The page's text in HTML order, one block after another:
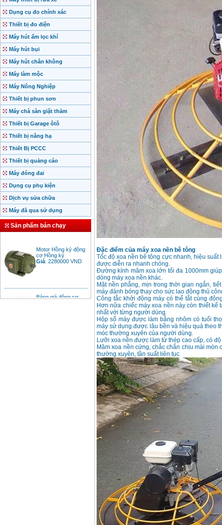
Dụng cụ đo chính xác
Thiết bị đo điện
Máy hút ẩm lọc khí
Máy hút bụi
Máy hút chân không
Máy làm mộc
Máy Nông Nghiệp
Thiết bị phun sơn
Máy chà sàn giặt thảm
Thiết bị Garage ôtô
Thiết bị nâng hạ
Thiết Bị PCCC
Thiết bị quảng cáo
Máy đóng đai
Dụng cụ phụ kiện
Dịch vụ sửa chữa
Máy đã qua sử dụng
Sản phẩm bán chạy
cơ Hồng ký
Giá:2280000 VND
Bảng giá động cơ
diesel đầu nổ diesel
Đặc điểm của máy xoa nền bê tông
Tốc độ xoa nền bê tông cực nhanh, hiệu
được diễn ra nhanh chóng.
Đường kính mâm xoa lớn tối đa 1000mm
dòng máy xoa nền khác.
Mặt nền phẳng, mịn trong thời gian ngắn,
máy đánh bóng thay cho sức lao động thủ
Công tắc khởi động máy có thể tắt cùng
Hơn nữa chiếc máy xoa nền này còn thiết
nhất với từng người dùng.
Hộp số máy được làm bằng nhôm có tuổi
máy sử dụng được lâu bền và hiệu quả theo
móc thường xuyên của người dùng.
Lưỡi xoa nền được làm từ thép cao cấp, có
Mâm xoa nền cứng, chắc chắn chịu mài
thường xuyên, tần suất liên tục.